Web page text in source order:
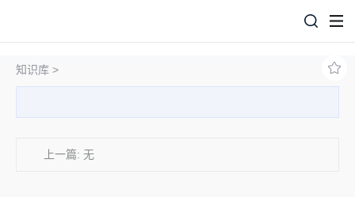
知识库 >
上一篇: 无